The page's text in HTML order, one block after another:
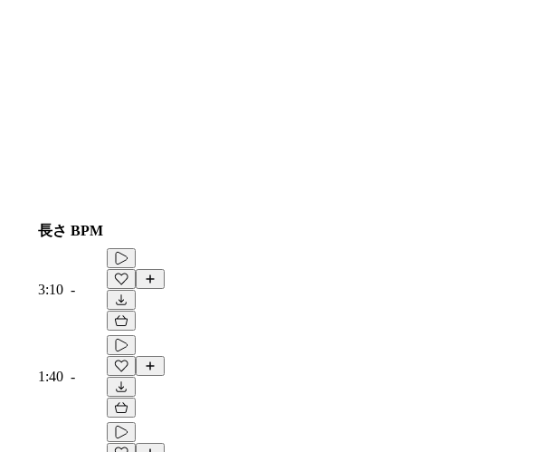
長さ BPM
3:10 -
1:40 -